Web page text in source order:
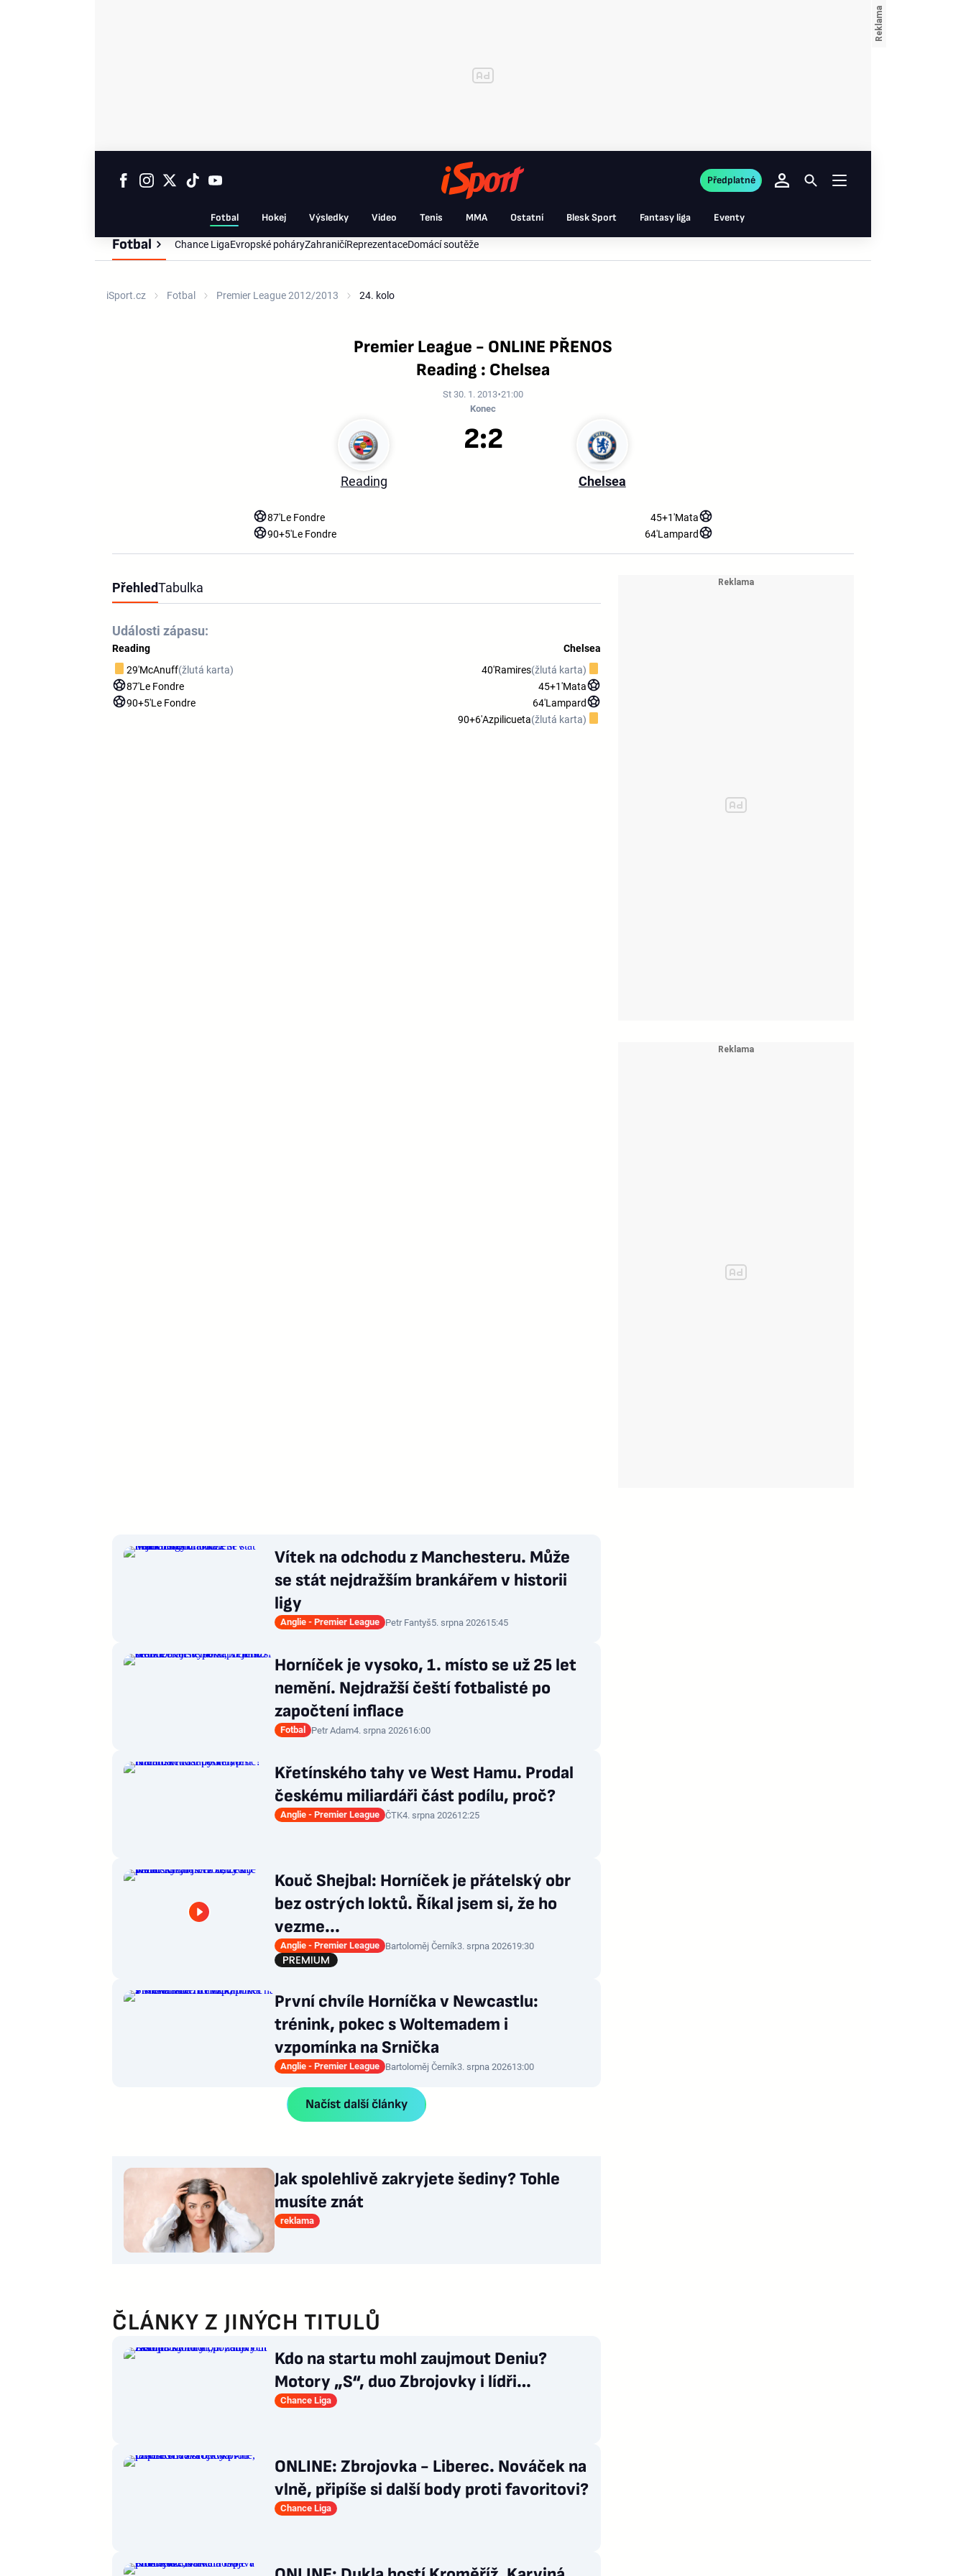
Fotbal Hokej Výsledky Video Tenis MMA Ostatní Blesk Sport Fantasy liga Eventy
Předplatné
Fotbal Chance LigaEvropské poháryZahraničíReprezentaceDomácí soutěže
iSport.cz Fotbal Premier League 2012/2013 24. kolo
Premier League - ONLINE PŘENOS
Reading : Chelsea
St 30. 1. 2013 21:00
Konec
Reading Chelsea
2:2
87'Le Fondre
90+5'Le Fondre
45+1'Mata
64'Lampard
PřehledTabulka
Události zápasu:
Reading
29'McAnuff(žlutá karta)
87'Le Fondre
90+5'Le Fondre
Chelsea
40'Ramires(žlutá karta)
45+1'Mata
64'Lampard
90+6'Azpilicueta(žlutá karta)
Vítek na odchodu z Manchesteru. Může
se stát nejdražším brankářem v historii
ligy
Anglie - Premier League Petr Fantyš5. srpna 202615:45
Horníček je vysoko, 1. místo se už 25 let
nemění. Nejdražší čeští fotbalisté po
započtení inflace
Fotbal Petr Adam4. srpna 202616:00
Křetínského tahy ve West Hamu. Prodal
českému miliardáři část podílu, proč?
Anglie - Premier League ČTK4. srpna 202612:25
Kouč Shejbal: Horníček je přátelský obr
bez ostrých loktů. Říkal jsem si, že ho
vezme...
Anglie - Premier League Bartoloměj Černík3. srpna 202619:30
První chvíle Horníčka v Newcastlu:
trénink, pokec s Woltemadem i
vzpomínka na Srnička
Anglie - Premier League Bartoloměj Černík3. srpna 202613:00
Načíst další články
Jak spolehlivě zakryjete šediny? Tohle
musíte znát
reklama
ČLÁNKY Z JINÝCH TITULŮ
Kdo na startu mohl zaujmout Deniu?
Motory „S“, duo Zbrojovky i lídři
pohárových zástupců
Chance Liga
ONLINE: Zbrojovka - Liberec. Nováček na
vlně, připíše si další body proti favoritovi?
Chance Liga